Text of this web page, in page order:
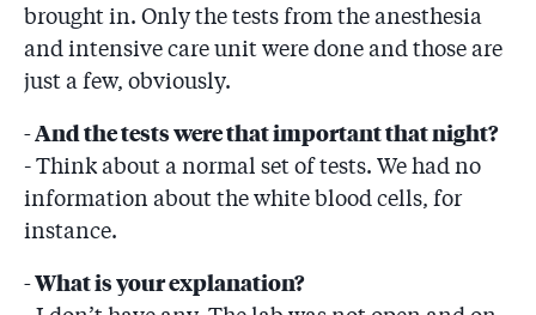
brought in. Only the tests from the anesthesia
and intensive care unit were done and those are
just a few, obviously.
- And the tests were that important that night?
- Think about a normal set of tests. We had no
information about the white blood cells, for
instance.
- What is your explanation?